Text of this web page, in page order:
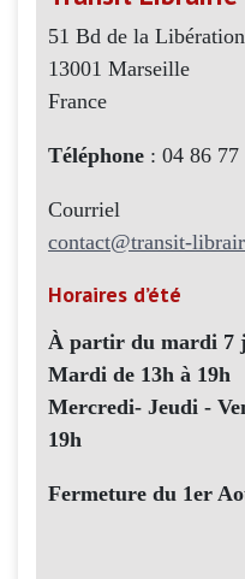
51 Bd de la Libération
13001 Marseille
France
Téléphone : 04 86 77
Courriel
contact@transit-
Horaires d’été
À partir du mardi 7
Mardi de 13h à 19h
Mercredi- Jeudi -
19h
Fermeture du 1er